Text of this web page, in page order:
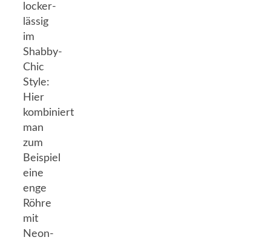
locker-
lässig
im
Shabby-
Chic
Style:
Hier
kombiniert
man
zum
Beispiel
eine
enge
Röhre
mit
Neon-